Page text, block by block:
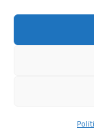
Politique de
Conditions